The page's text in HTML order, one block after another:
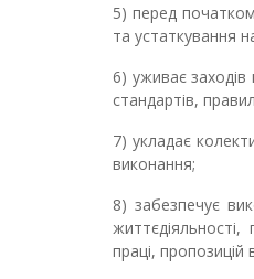
5) перед
та устаткування
6) уживає заходів
стандартів,
7) укладає
виконання;
8) забезпечує
праці, пропозицій